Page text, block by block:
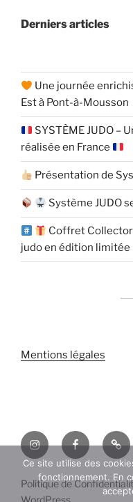
Derniers articles
Une journée
Est à Pont-à-Mousson
SYSTÈME JUDO –
réalisée en France
Présentation de
Système JUDO
Coffret Collector
judo en édition limitée
Mentions légales
InstagramFacebook
Politique de
Ce site utilise des
fonctionnement. En